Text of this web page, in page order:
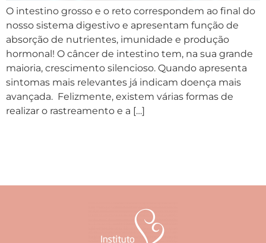
O intestino grosso e o reto correspondem ao final do
nosso sistema digestivo e apresentam função de
absorção de nutrientes, imunidade e produção
hormonal! O câncer de intestino tem, na sua grande
maioria, crescimento silencioso. Quando apresenta
sintomas mais relevantes já indicam doença mais
avançada. Felizmente, existem várias formas de
realizar o rastreamento e a […]